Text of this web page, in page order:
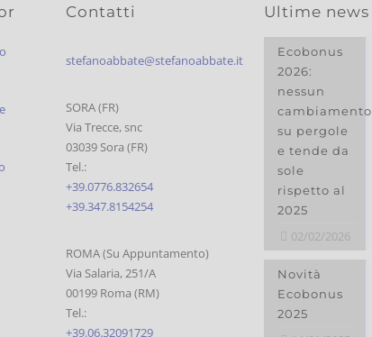
Contatti
stefanoabbate@stefanoabbate.it
SORA (FR)
Via Trecce, snc
03039 Sora (FR)
Tel.:
+39.0776.832654
+39.347.8154254
ROMA (Su Appuntamento)
Via Salaria, 251/A
00199 Roma (RM)
Tel.:
+39.06.32091729
Ultime news
Ecobonus
2026:
nessun
cambiamento
su pergole
e tende da
sole
rispetto al
2025
02/02/2026
Novità
Ecobonus
2025